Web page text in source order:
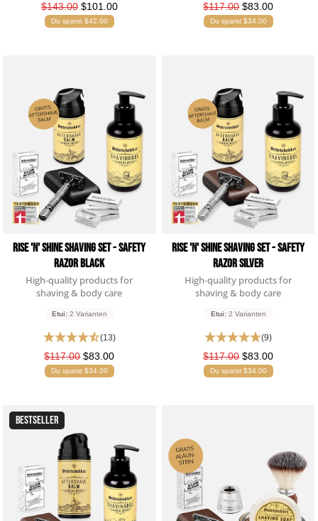
$143.00$101.00
Du sparst $42.00
$117.00$83.00
Du sparst $34.00
Rise 'n' Shine Shaving Set - Safety
Razor Black
High-quality products for
shaving & body care
Etui: 2 Varianten
(13)
$117.00$83.00
Du sparst $34.00
Rise 'n' Shine Shaving Set - Safety
Razor Silver
High-quality products for
shaving & body care
Etui: 2 Varianten
(9)
$117.00$83.00
Du sparst $34.00
BESTSELLER